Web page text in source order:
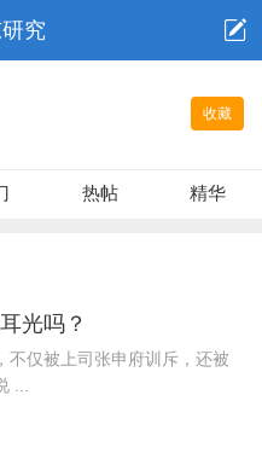
究
收藏
热帖 精华
光吗？
不仅被上司张申府训斥，还被
...